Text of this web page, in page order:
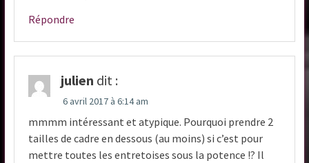
Répondre
julien dit :
6 avril 2017 à 6:14 am
mmmm intéressant et atypique. Pourquoi prendre 2
tailles de cadre en dessous (au moins) si c’est pour
mettre toutes les entretoises sous la potence !? Il